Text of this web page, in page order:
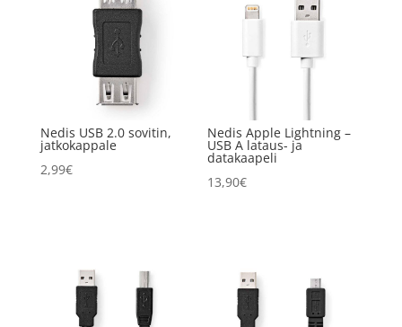
Nedis USB 2.0 sovitin,
jatkokappale
2,99€
Nedis Apple Lightning –
USB A lataus- ja
datakaapeli
13,90€